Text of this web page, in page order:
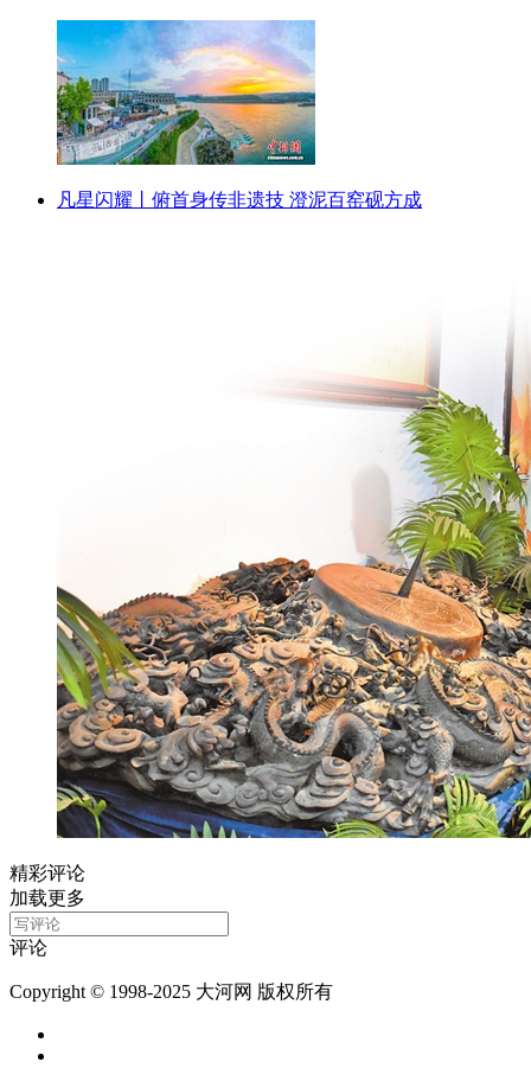
凡星闪耀丨俯首身传非遗技 澄泥百窑砚方成
精彩评论
加载更多
评论
Copyright © 1998-2025 大河网 版权所有